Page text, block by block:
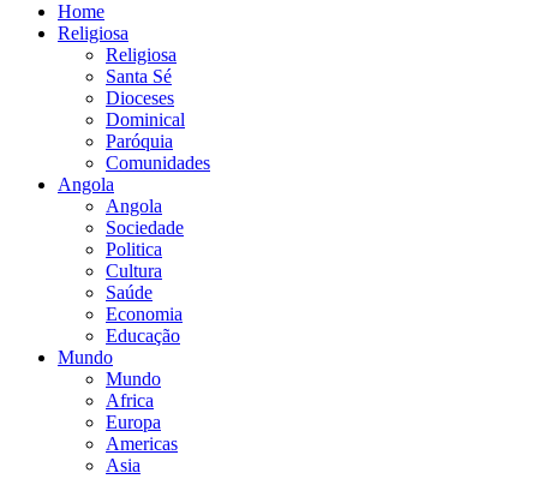
Home
Religiosa
Religiosa
Santa Sé
Dioceses
Dominical
Paróquia
Comunidades
Angola
Angola
Sociedade
Politica
Cultura
Saúde
Economia
Educação
Mundo
Mundo
Africa
Europa
Americas
Asia